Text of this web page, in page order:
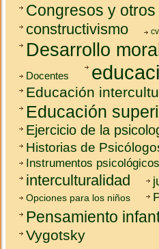
Congresos y
constructivismo
Desarrollo
Docentes
Educación
Educación
Ejercicio de la
Historias de
Instrumentos psicológicos
interculturalidad
Opciones para los niños
Pensamiento
Vygotsky